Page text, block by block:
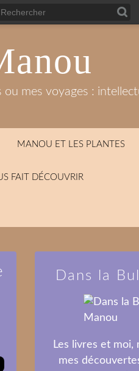
mes voyages :
MANOU ET LES PLANTES
FAIT DÉCOUVRIR
Dans la
Les livres et moi,
mes